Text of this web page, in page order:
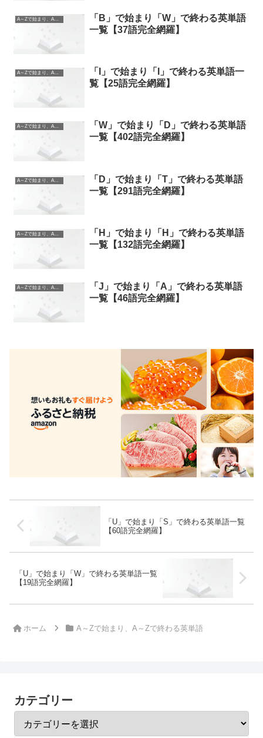
A～Zで始まり、A～Zで終わる英単語
「B」で始まり「W」で終わる英単語
一覧【37語完全網羅】
A～Zで始まり、A～Zで終わる英単語
「I」で始まり「I」で終わる英単語一
覧【25語完全網羅】
A～Zで始まり、A～Zで終わる英単語
「W」で始まり「D」で終わる英単語
一覧【402語完全網羅】
A～Zで始まり、A～Zで終わる英単語
「D」で始まり「T」で終わる英単語
一覧【291語完全網羅】
A～Zで始まり、A～Zで終わる英単語
「H」で始まり「H」で終わる英単語
一覧【132語完全網羅】
A～Zで始まり、A～Zで終わる英単語
「J」で始まり「A」で終わる英単語
一覧【46語完全網羅】
「U」で始まり「S」で終わる英単語一覧
【60語完全網羅】
「U」で始まり「W」で終わる英単語一覧
【19語完全網羅】
ホーム A～Zで始まり、A～Zで終わる英単語
カテゴリー